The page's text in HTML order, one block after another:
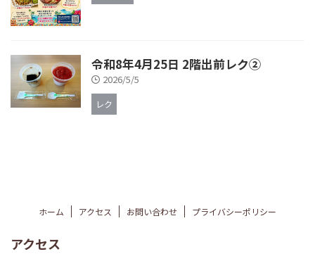
令和8年4月25日 2階出前レク②
2026/5/5
レク
ホーム アクセス お問い合わせ プライバシーポリシー
アクセス